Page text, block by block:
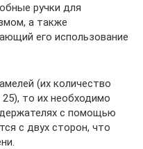
ручки для
а также
его использование
(их количество
то их необходимо
с помощью
с двух сторон, что